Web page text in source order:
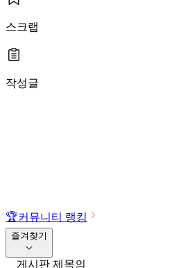
스크랩
작성글
🏆커뮤니티 랭킹
즐겨찾기
게시판 제목의